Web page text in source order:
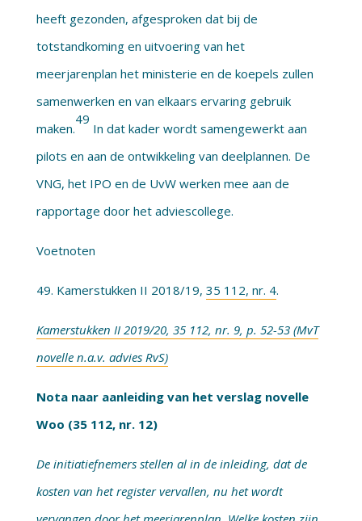
heeft gezonden, afgesproken dat bij de
totstandkoming en uitvoering van het
meerjarenplan het ministerie en de koepels zullen
samenwerken en van elkaars ervaring gebruik
maken.
49
In dat kader wordt samengewerkt aan
pilots en aan de ontwikkeling van deelplannen. De
VNG, het IPO en de UvW werken mee aan de
rapportage door het adviescollege.
Voetnoten
49. Kamerstukken II 2018/19, 35 112, nr. 4.
Kamerstukken II 2019/20, 35 112, nr. 9, p. 52-53 (MvT
novelle n.a.v. advies RvS)
Nota naar aanleiding van het verslag novelle
Woo (35 112, nr. 12)
De initiatiefnemers stellen al in de inleiding, dat de
kosten van het register vervallen, nu het wordt